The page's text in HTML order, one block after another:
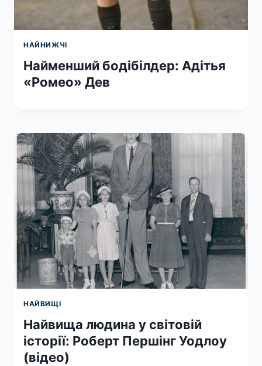
НАЙНИЖЧІ
Найменший бодібілдер: Адітья
«Ромео» Дев
НАЙВИЩІ
Найвища людина у світовій
історії: Роберт Першінг Уодлоу
(відео)